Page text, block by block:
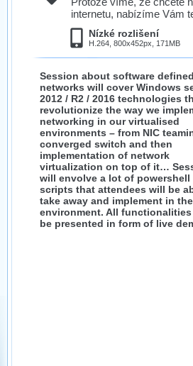
internetu, nabízíme Vám
Nízké rozlišení
H.264, 800x452px, 171MB
Session about software defined
networks will cover Windows
2012 / R2 / 2016 technologies
revolutionize the way we
networking in our virtualised
environments – from NIC
converged switch and then
implementation of network
virtualization on top of it…
will envolve a lot of powershell
scripts that attendees will be
take away and implement in
environment. All
be presented in form of live